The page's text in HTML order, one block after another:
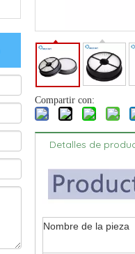
Compartir con:
Detalles de
Nombre de la